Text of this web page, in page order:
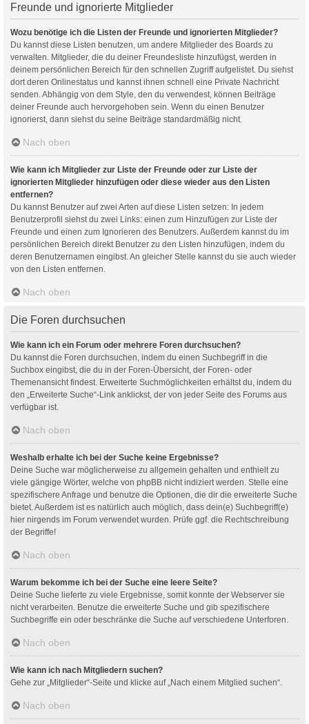
Freunde und ignorierte Mitglieder
Wozu benötige ich die Listen der Freunde und ignorierten Mitglieder?
Du kannst diese Listen benutzen, um andere Mitglieder des Boards zu
verwalten. Mitglieder, die du deiner Freundesliste hinzufügst, werden in
deinem persönlichen Bereich für den schnellen Zugriff aufgelistet. Du siehst
dort deren Onlinestatus und kannst ihnen schnell eine Private Nachricht
senden. Abhängig von dem Style, den du verwendest, können Beiträge
deiner Freunde auch hervorgehoben sein. Wenn du einen Benutzer
ignorierst, dann siehst du seine Beiträge standardmäßig nicht.
Nach oben
Wie kann ich Mitglieder zur Liste der Freunde oder zur Liste der
ignorierten Mitglieder hinzufügen oder diese wieder aus den Listen
entfernen?
Du kannst Benutzer auf zwei Arten auf diese Listen setzen: In jedem
Benutzerprofil siehst du zwei Links: einen zum Hinzufügen zur Liste der
Freunde und einen zum Ignorieren des Benutzers. Außerdem kannst du im
persönlichen Bereich direkt Benutzer zu den Listen hinzufügen, indem du
deren Benutzernamen eingibst. An gleicher Stelle kannst du sie auch wieder
von den Listen entfernen.
Nach oben
Die Foren durchsuchen
Wie kann ich ein Forum oder mehrere Foren durchsuchen?
Du kannst die Foren durchsuchen, indem du einen Suchbegriff in die
Suchbox eingibst, die du in der Foren-Übersicht, der Foren- oder
Themenansicht findest. Erweiterte Suchmöglichkeiten erhältst du, indem du
den „Erweiterte Suche“-Link anklickst, der von jeder Seite des Forums aus
verfügbar ist.
Nach oben
Weshalb erhalte ich bei der Suche keine Ergebnisse?
Deine Suche war möglicherweise zu allgemein gehalten und enthielt zu
viele gängige Wörter, welche von phpBB nicht indiziert werden. Stelle eine
spezifischere Anfrage und benutze die Optionen, die dir die erweiterte Suche
bietet. Außerdem ist es natürlich auch möglich, dass dein(e) Suchbegriff(e)
hier nirgends im Forum verwendet wurden. Prüfe ggf. die Rechtschreibung
der Begriffe!
Nach oben
Warum bekomme ich bei der Suche eine leere Seite?
Deine Suche lieferte zu viele Ergebnisse, somit konnte der Webserver sie
nicht verarbeiten. Benutze die erweiterte Suche und gib spezifischere
Suchbegriffe ein oder beschränke die Suche auf verschiedene Unterforen.
Nach oben
Wie kann ich nach Mitgliedern suchen?
Gehe zur „Mitglieder“-Seite und klicke auf „Nach einem Mitglied suchen“.
Nach oben